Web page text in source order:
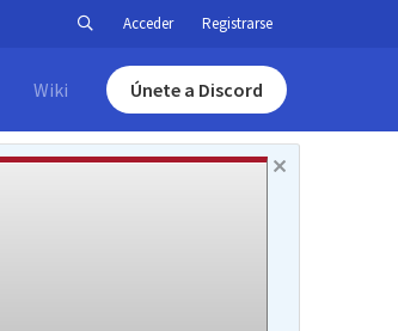
Acceder Registrarse
Wiki Únete a Discord